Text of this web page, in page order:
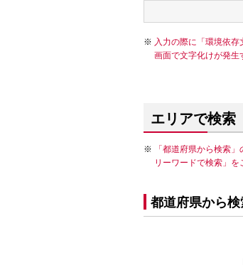
入力の際に「環境依
画面で文字化けが発生
エリアで検索
「都道府県から検索
リーワードで検索」を
都道府県から検